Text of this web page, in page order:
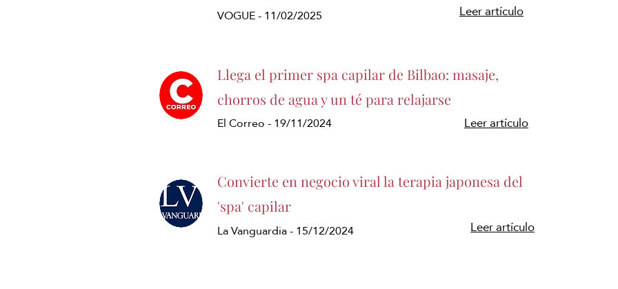
VOGUE - 11/02/2025 Leer artículo
Llega el primer spa capilar de Bilbao: masaje,
chorros de agua y un té para relajarse
El Correo - 19/11/2024 Leer artículo
Convierte en negocio viral la terapia japonesa del
'spa' capilar
La Vanguardia - 15/12/2024 Leer artículo